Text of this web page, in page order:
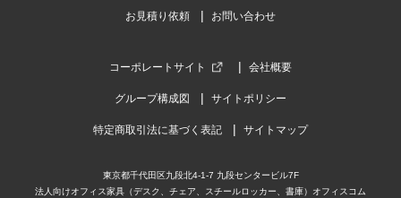
お見積り依頼 お問い合わせ
コーポレートサイト 会社概要
グループ構成図 サイトポリシー
特定商取引法に基づく表記 サイトマップ
東京都千代田区九段北4-1-7 九段センタービル7F
法人向けオフィス家具（デスク、チェア、スチールロッカー、書庫）オフィスコム